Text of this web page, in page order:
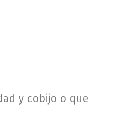
y cobijo o que